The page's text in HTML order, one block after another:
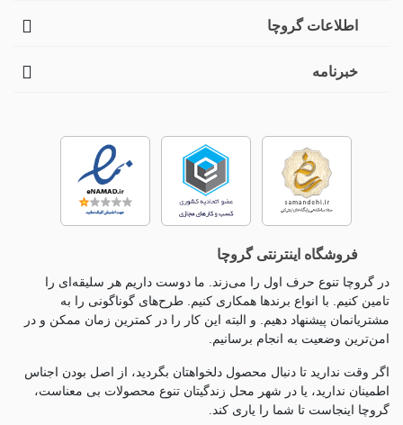
اطلاعات گروچا
خبرنامه
فروشگاه اینترنتی گروچا
در گروچا تنوع حرف اول را می‌زند. ما دوست داریم هر سلیقه‌ای را
تامین کنیم. با انواع برندها همکاری کنیم. طرح‌های گوناگونی را به
مشتریانمان پیشنهاد دهیم. و البته این کار را در کمترین زمان ممکن و در
امن‌ترین وضعیت به انجام برسانیم.
اگر وقت ندارید تا دنبال محصول دلخواهتان بگردید، از اصل بودن اجناس
اطمینان ندارید، یا در شهر محل زندگیتان تنوع محصولات بی معناست،
گروچا اینجاست تا شما را یاری کند.